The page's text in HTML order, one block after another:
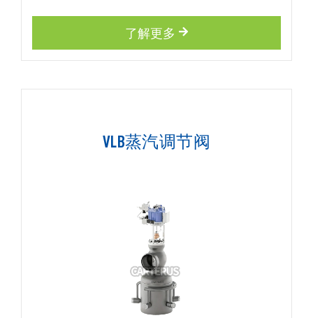
了解更多
VLB蒸汽调节阀